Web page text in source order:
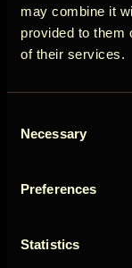
may combine it
provided to them
of their services.
Selection
Necessary
Preferences
Statistics
Näytä lisää
2
Get early
stays, and